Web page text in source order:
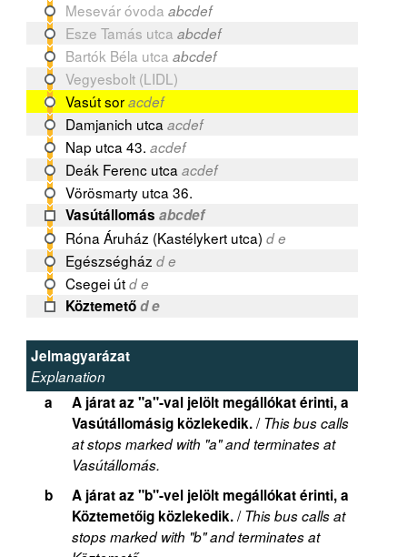
Mesevár óvoda abcdef
Esze Tamás utca abcdef
Bartók Béla utca abcdef
Vegyesbolt (LIDL)
Vasút soracdef
Damjanich utcaacdef
Nap utca 43. acdef
Deák Ferenc utcaacdef
Vörösmarty utca 36.
Vasútállomás abcdef
Róna Áruház (Kastélykert utca) d e
Egészségház d e
Csegei útd e
Köztemetőd e
Jelmagyarázat
Explanation
a
A járat az "a"-val jelölt megállókat érinti, a
Vasútállomásig közlekedik./This bus calls
at stops marked with "a" and terminates at
Vasútállomás.
b
A járat az "b"-vel jelölt megállókat érinti, a
Köztemetőig közlekedik./This bus calls at
stops marked with "b" and terminates at